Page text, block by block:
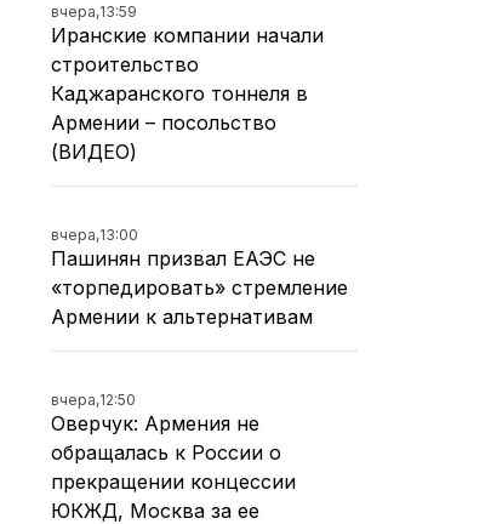
вчера,13:59
Иранские компании начали
строительство
Каджаранского тоннеля в
Армении – посольство
(ВИДЕО)
вчера,13:00
Пашинян призвал ЕАЭС не
«торпедировать» стремление
Армении к альтернативам
вчера,12:50
Оверчук: Армения не
обращалась к России о
прекращении концессии
ЮКЖД, Москва за ее